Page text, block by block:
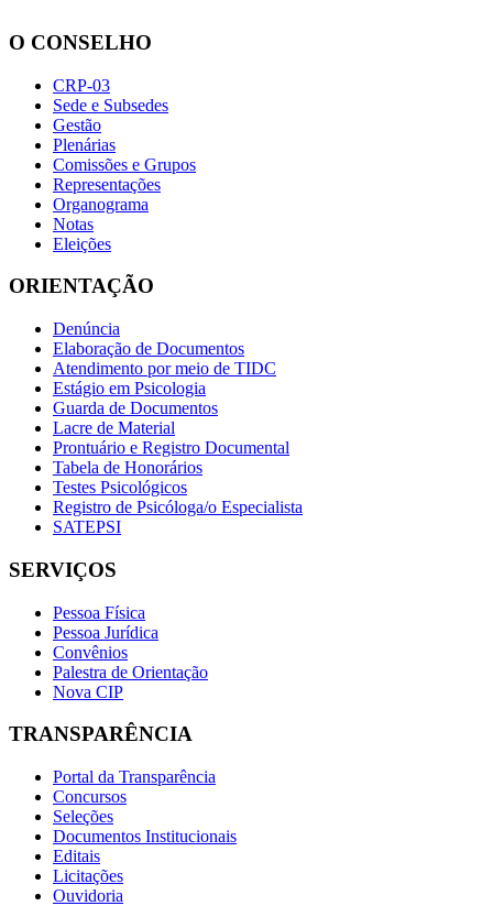
O CONSELHO
CRP-03
Sede e Subsedes
Gestão
Plenárias
Comissões e Grupos
Representações
Organograma
Notas
Eleições
ORIENTAÇÃO
Denúncia
Elaboração de Documentos
Atendimento por meio de TIDC
Estágio em Psicologia
Guarda de Documentos
Lacre de Material
Prontuário e Registro Documental
Tabela de Honorários
Testes Psicológicos
Registro de Psicóloga/o Especialista
SATEPSI
SERVIÇOS
Pessoa Física
Pessoa Jurídica
Convênios
Palestra de Orientação
Nova CIP
TRANSPARÊNCIA
Portal da Transparência
Concursos
Seleções
Documentos Institucionais
Editais
Licitações
Ouvidoria